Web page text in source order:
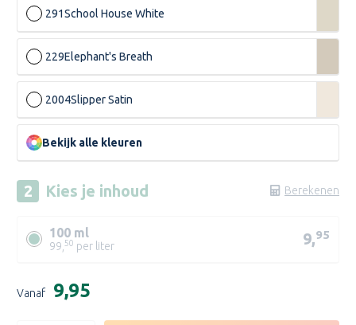
291School House White
229Elephant's Breath
2004Slipper Satin
Bekijk alle kleuren
Kies je inhoud Berekenen
100 ml
99, 50 per liter 9,95
voorraad:
Vanaf €9,95